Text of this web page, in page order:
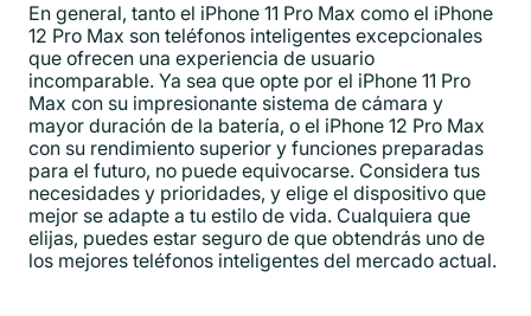
En general, tanto el iPhone 11 Pro Max como el iPhone
12 Pro Max son teléfonos inteligentes excepcionales
que ofrecen una experiencia de usuario
incomparable. Ya sea que opte por el iPhone 11 Pro
Max con su impresionante sistema de cámara y
mayor duración de la batería, o el iPhone 12 Pro Max
con su rendimiento superior y funciones preparadas
para el futuro, no puede equivocarse. Considera tus
necesidades y prioridades, y elige el dispositivo que
mejor se adapte a tu estilo de vida. Cualquiera que
elijas, puedes estar seguro de que obtendrás uno de
los mejores teléfonos inteligentes del mercado actual.